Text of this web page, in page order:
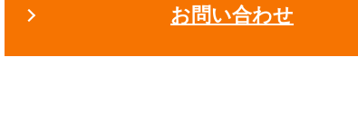
お問い合わせ